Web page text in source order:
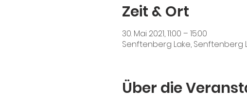
Zeit & Ort
30. Mai 2021, 11:00 – 15:00
Senftenberg Lake, Senftenberg
Über die